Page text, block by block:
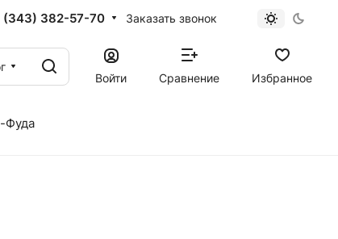
(343) 382-57-70 Заказать звонок
Войти
Сравнение Избранное
Фуда